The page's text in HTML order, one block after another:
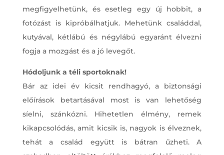
megfigyelhetünk, és esetleg egy új hobbit, a
fotózást is kipróbálhatjuk. Mehetünk családdal,
kutyával, kétlábú és négylábú egyaránt élvezni
fogja a mozgást és a jó levegőt.
Hódoljunk a téli sportoknak!
Bár az idei év kicsit rendhagyó, a biztonsági
előírások betartásával most is van lehetőség
síelni, szánkózni. Hihetetlen élmény, remek
kikapcsolódás, amit kicsik is, nagyok is élveznek,
tehát a család együtt is bátran űzheti. A